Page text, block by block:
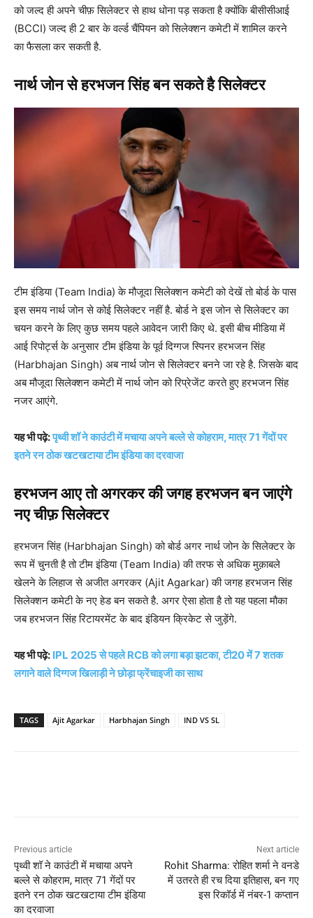
को जल्द ही अपने चीफ़ सिलेक्टर से हाथ धोना पड़ सकता है क्योंकि बीसीसीआई
(BCCI) जल्द ही 2 बार के वर्ल्ड चैंपियन को सिलेक्शन कमेटी में शामिल करने
का फैसला कर सकती है.
नार्थ जोन से हरभजन सिंह बन सकते है सिलेक्टर
टीम इंडिया (Team India) के मौजूदा सिलेक्शन कमेटी को देखें तो बोर्ड के पास
इस समय नार्थ जोन से कोई सिलेक्टर नहीं है. बोर्ड ने इस जोन से सिलेक्टर का
चयन करने के लिए कुछ समय पहले आवेदन जारी किए थे. इसी बीच मीडिया में
आई रिपोर्ट्स के अनुसार टीम इंडिया के पूर्व दिग्गज स्पिनर हरभजन सिंह
(Harbhajan Singh) अब नार्थ जोन से सिलेक्टर बनने जा रहे है. जिसके बाद
अब मौजूदा सिलेक्शन कमेटी में नार्थ जोन को रिप्रेजेंट करते हुए हरभजन सिंह
नजर आएंगे.
यह भी पढ़े:पृथ्वी शॉ ने काउंटी में मचाया अपने बल्ले से कोहराम, मात्र 71 गेंदों पर
इतने रन ठोक खटखटाया टीम इंडिया का दरवाजा
हरभजन आए तो अगरकर की जगह हरभजन बन जाएंगे
नए चीफ़ सिलेक्टर
हरभजन सिंह (Harbhajan Singh) को बोर्ड अगर नार्थ जोन के सिलेक्टर के
रूप में चुनती है तो टीम इंडिया (Team India) की तरफ से अधिक मुक़ाबले
खेलने के लिहाज से अजीत अगरकर (Ajit Agarkar) की जगह हरभजन सिंह
सिलेक्शन कमेटी के नए हेड बन सकते है. अगर ऐसा होता है तो यह पहला मौका
जब हरभजन सिंह रिटायरमेंट के बाद इंडियन क्रिकेट से जुड़ेंगे.
यह भी पढ़े: IPL 2025 से पहले RCB को लगा बड़ा झटका, टी20 में 7 शतक
लगाने वाले दिग्गज खिलाड़ी ने छोड़ा फ्रेंचाइजी का साथ
TAGS Ajit Agarkar Harbhajan Singh IND VS SL
Previous article
पृथ्वी शॉ ने काउंटी में मचाया अपने
बल्ले से कोहराम, मात्र 71 गेंदों पर
इतने रन ठोक खटखटाया टीम इंडिया
का दरवाजा
Next article
Rohit Sharma: रोहित शर्मा ने वनडे
में उतरते ही रच दिया इतिहास, बन गए
इस रिकॉर्ड में नंबर-1 कप्तान